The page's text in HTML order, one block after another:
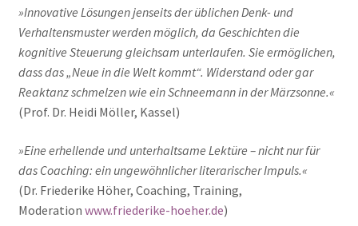
»Innovative Lösungen jenseits der üblichen Denk- und
Verhaltensmuster werden möglich, da Geschichten die
kognitive Steuerung gleichsam unterlaufen. Sie ermöglichen,
dass das „Neue in die Welt kommt“. Widerstand oder gar
Reaktanz schmelzen wie ein Schneemann in der Märzsonne.«
(Prof. Dr. Heidi Möller, Kassel)
»Eine erhellende und unterhaltsame Lektüre – nicht nur für
das Coaching: ein ungewöhnlicher literarischer Impuls.«
(Dr. Friederike Höher, Coaching, Training,
Moderation www.friederike-hoeher.de)